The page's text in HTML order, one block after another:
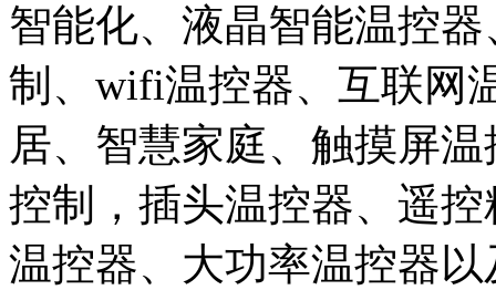
智能化、液晶智能温控
制、wifi温控器、互联网
居、智慧家庭、触摸屏
控制，插头温控器、遥
温控器、大功率温控器